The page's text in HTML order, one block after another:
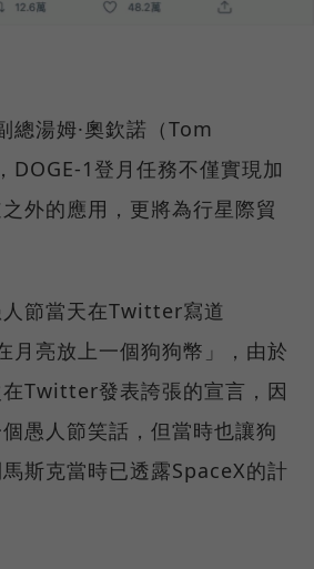
總湯姆·奧欽諾（Tom
1登月任務不僅實現加
外的應用，更將為行星際貿
節當天在Twitter寫道
月亮放上一個狗狗幣」，由於
Twitter發表誇張的宣言，因
愚人節笑話，但當時也讓狗
斯克當時已透露SpaceX的計